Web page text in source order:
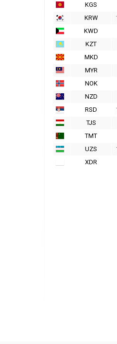
KGS
KRW
KWD
KZT
MKD
MYR
NOK
NZD
RSD
TJS
TMT
UZS
XDR